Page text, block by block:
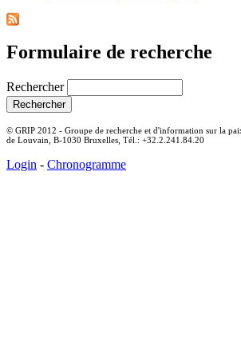
Formulaire de recherche
Rechercher
© GRIP 2012 - Groupe de recherche et d'information sur la
de Louvain, B-1030 Bruxelles, Tél.: +32.2.241.84.20
Login - Chronogramme